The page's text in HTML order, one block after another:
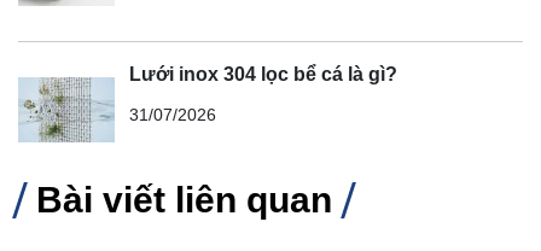
Lưới inox 304 lọc bể cá là gì?
31/07/2026
Bài viết liên quan